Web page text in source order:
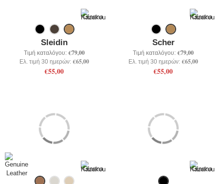
+
Sleidin
Τιμή καταλόγου: €79,00
Ελ. τιμή 30 ημερών: €65,00
€55,00
Scher
Τιμή καταλόγου: €79,00
Ελ. τιμή 30 ημερών: €65,00
€55,00